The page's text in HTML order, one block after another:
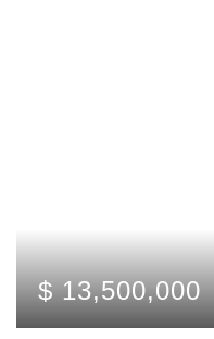
$ 13,500,000